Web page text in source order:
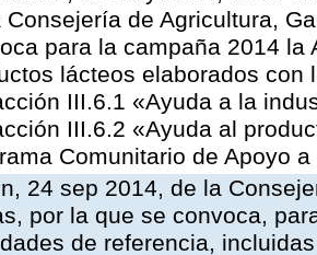
Consejería de Agricultura,
para la campaña 2014
lácteos elaborados
III.6.1 «Ayuda a la
III.6.2 «Ayuda al
Comunitario de Apoyo
24 sep 2014, de la
por la que se convoca,
de referencia,